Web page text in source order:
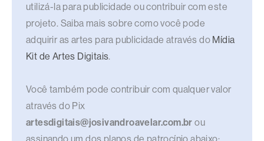
utilizá-la para publicidade ou contribuir com este
projeto. Saiba mais sobre como você pode
adquirir as artes para publicidade através do Mídia
Kit de Artes Digitais.
Você também pode contribuir com qualquer valor
através do Pix
artesdigitais@josivandroavelar.com.br ou